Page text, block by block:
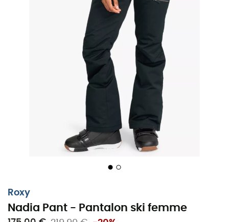
Roxy
Nadia Pant - Pantalon ski femme
Roxy Nadia Pant : taillé pour le
Conçu pour vos aventures les plus mémorables en hors-
pantalon de ski Nadia
intègre les technologies
de pointe, avec une imperméabilité DryFlight® 10K,
une isolation WarmFlight® respectueuse de
l'environnement et un revêtement DWR déperlant sans
Sa coupe Tailored Fit assure une liberté de mouvement
optimale, vous permettant de dévaler les pentes en
Avec ce
les plus grandes étendues du Backcountry.
Matières : 100 % polyester